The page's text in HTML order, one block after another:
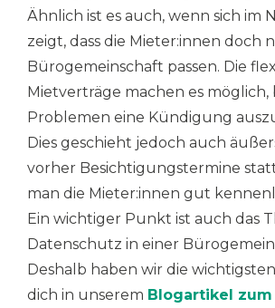
Ähnlich ist es auch, wenn sich im
zeigt, dass die Mieter:innen doch
Bürogemeinschaft passen. Die
Mietverträge machen es möglich,
Problemen eine Kündigung
Dies geschieht jedoch auch
vorher Besichtigungstermine
man die Mieter:innen gut
Ein wichtiger Punkt ist auch das
Datenschutz in einer
Deshalb haben wir die
dich in unserem Blogartikel